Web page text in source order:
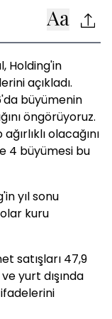
Holding'in
açıkladı.
büyümenin
öngörüyoruz.
olacağını
4 büyümesi bu
yıl sonu
kuru
satışları 47,9
yurt dışında